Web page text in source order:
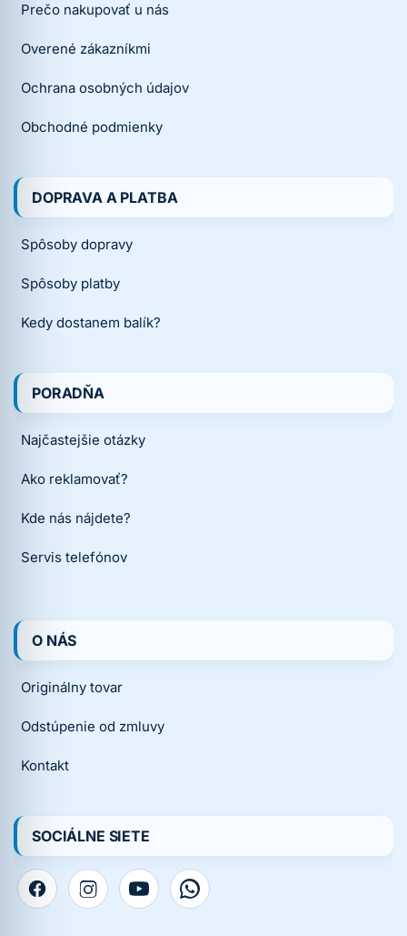
Prečo nakupovať u nás
Overené zákazníkmi
Ochrana osobných údajov
Obchodné podmienky
DOPRAVA A PLATBA
Spôsoby dopravy
Spôsoby platby
Kedy dostanem balík?
PORADŇA
Najčastejšie otázky
Ako reklamovať?
Kde nás nájdete?
Servis telefónov
O NÁS
Originálny tovar
Odstúpenie od zmluvy
Kontakt
SOCIÁLNE SIETE